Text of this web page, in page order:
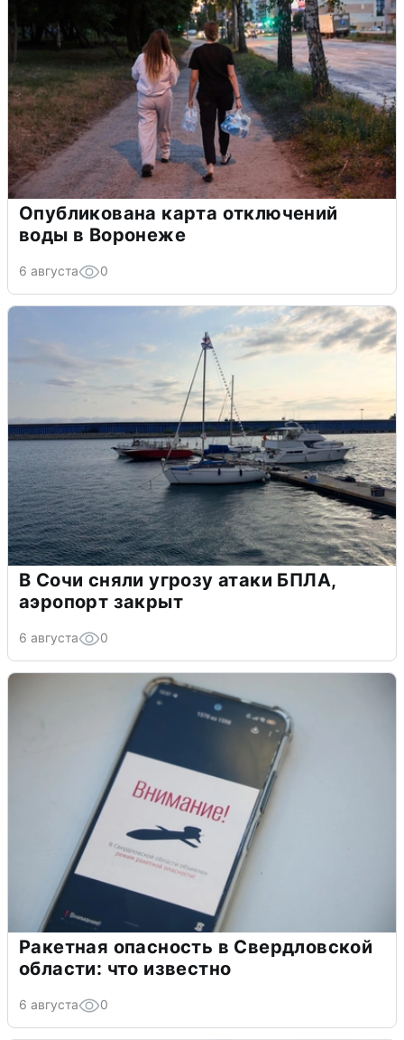
Опубликована карта отключений
воды в Воронеже
6 августа 0
В Сочи сняли угрозу атаки БПЛА,
аэропорт закрыт
6 августа 0
Ракетная опасность в Свердловской
области: что известно
6 августа 0